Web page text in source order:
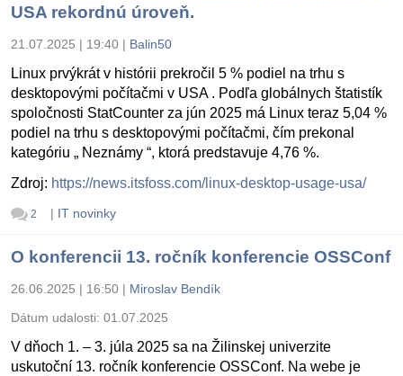
USA rekordnú úroveň.
21.07.2025 | 19:40 | Balin50
Linux prvýkrát v histórii prekročil 5 % podiel na trhu s
desktopovými počítačmi v USA . Podľa globálnych štatistík
spoločnosti StatCounter za jún 2025 má Linux teraz 5,04 %
podiel na trhu s desktopovými počítačmi, čím prekonal
kategóriu „ Neznámy “, ktorá predstavuje 4,76 %.
Zdroj: https://news.itsfoss.com/linux-desktop-usage-usa/
2 | IT novinky
O konferencii 13. ročník konferencie OSSConf
26.06.2025 | 16:50 | Miroslav Bendík
Dátum udalosti: 01.07.2025
V dňoch 1. – 3. júla 2025 sa na Žilinskej univerzite
uskutoční 13. ročník konferencie OSSConf. Na webe je